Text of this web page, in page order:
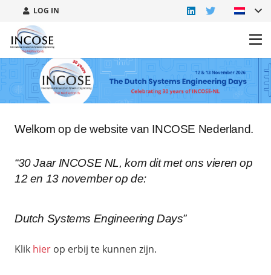
LOG IN
Welkom op de website van INCOSE Nederland.
“30 Jaar INCOSE NL, kom dit met ons vieren op
12 en 13 november op de:
Dutch Systems Engineering Days”
Klik hier op erbij te kunnen zijn.